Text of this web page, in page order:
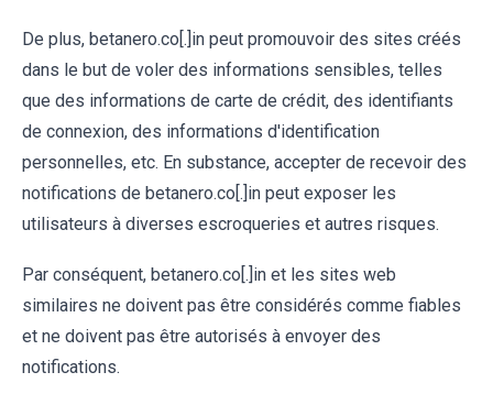
De plus, betanero.co[.]in peut promouvoir des sites créés
dans le but de voler des informations sensibles, telles
que des informations de carte de crédit, des identifiants
de connexion, des informations d'identification
personnelles, etc. En substance, accepter de recevoir des
notifications de betanero.co[.]in peut exposer les
utilisateurs à diverses escroqueries et autres risques.
Par conséquent, betanero.co[.]in et les sites web
similaires ne doivent pas être considérés comme fiables
et ne doivent pas être autorisés à envoyer des
notifications.